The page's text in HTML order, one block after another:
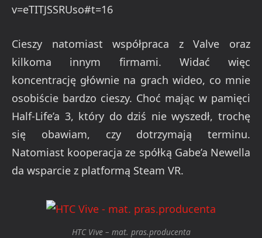
v=eTITJSSRUso#t=16
Cieszy natomiast współpraca z Valve oraz
kilkoma innym firmami. Widać więc
koncentrację głównie na grach wideo, co mnie
osobiście bardzo cieszy. Choć mając w pamięci
Half-Life’a 3, który do dziś nie wyszedł, trochę
się obawiam, czy dotrzymają terminu.
Natomiast kooperacja ze spółką Gabe’a Newella
da wsparcie z platformą Steam VR.
HTC Vive – mat. pras.producenta